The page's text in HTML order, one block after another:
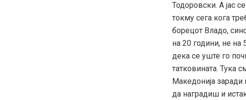
Тодоровски. А јас
токму сега кога
борецот Владо,
на 20 години, не на
дека се уште го
татковината. Тука
Македонија заради
да наградиш и